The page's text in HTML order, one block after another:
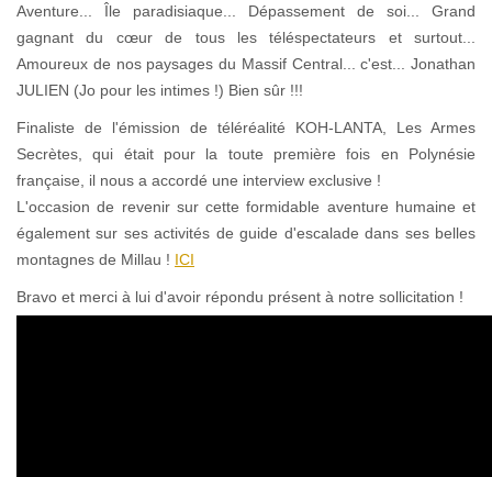
Aventure... Île paradisiaque... Dépassement de soi️... Grand
gagnant du cœur de tous les téléspectateurs et surtout...
Amoureux de nos paysages du Massif Central... c'est... Jonathan
JULIEN (Jo pour les intimes !) Bien sûr !!!
Finaliste de l'émission de téléréalité KOH-LANTA, Les Armes
Secrètes, qui était pour la toute première fois en Polynésie
française, il nous a accordé une interview exclusive !
L'occasion de revenir sur cette formidable aventure humaine et
également sur ses activités de guide d'escalade dans ses belles
montagnes de Millau ! ICI
Bravo et merci à lui d'avoir répondu présent à notre sollicitation !